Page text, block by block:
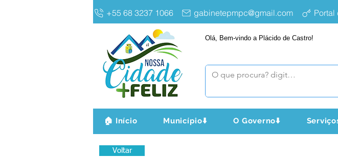
+55 68 3237 1066 gabinetepmpc@gmail.com Portal
Olá, Bem-vindo a Plácido de Castro!
🏠 Início Município⬇️ O Governo⬇️
Voltar